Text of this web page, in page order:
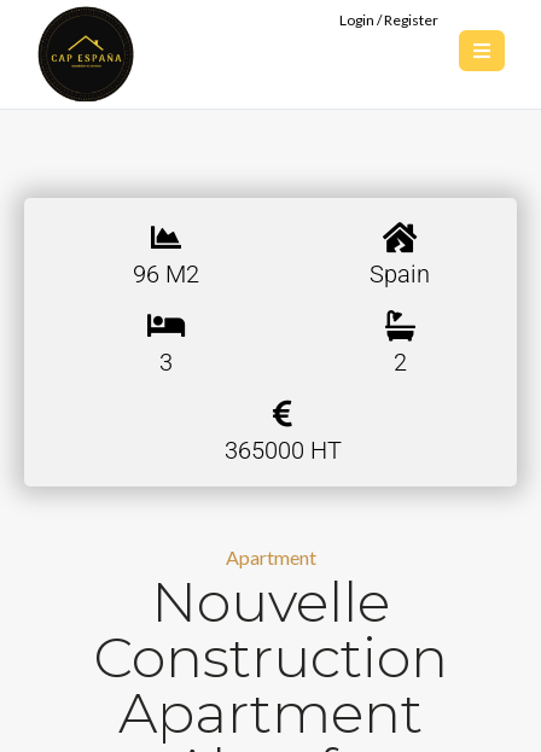
Login / Register
96 M2 Spain
3 2
365000 HT
Apartment
Nouvelle
Construction
Apartment